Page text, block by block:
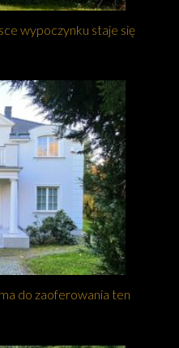
wypoczynku staje się
do zaoferowania ten